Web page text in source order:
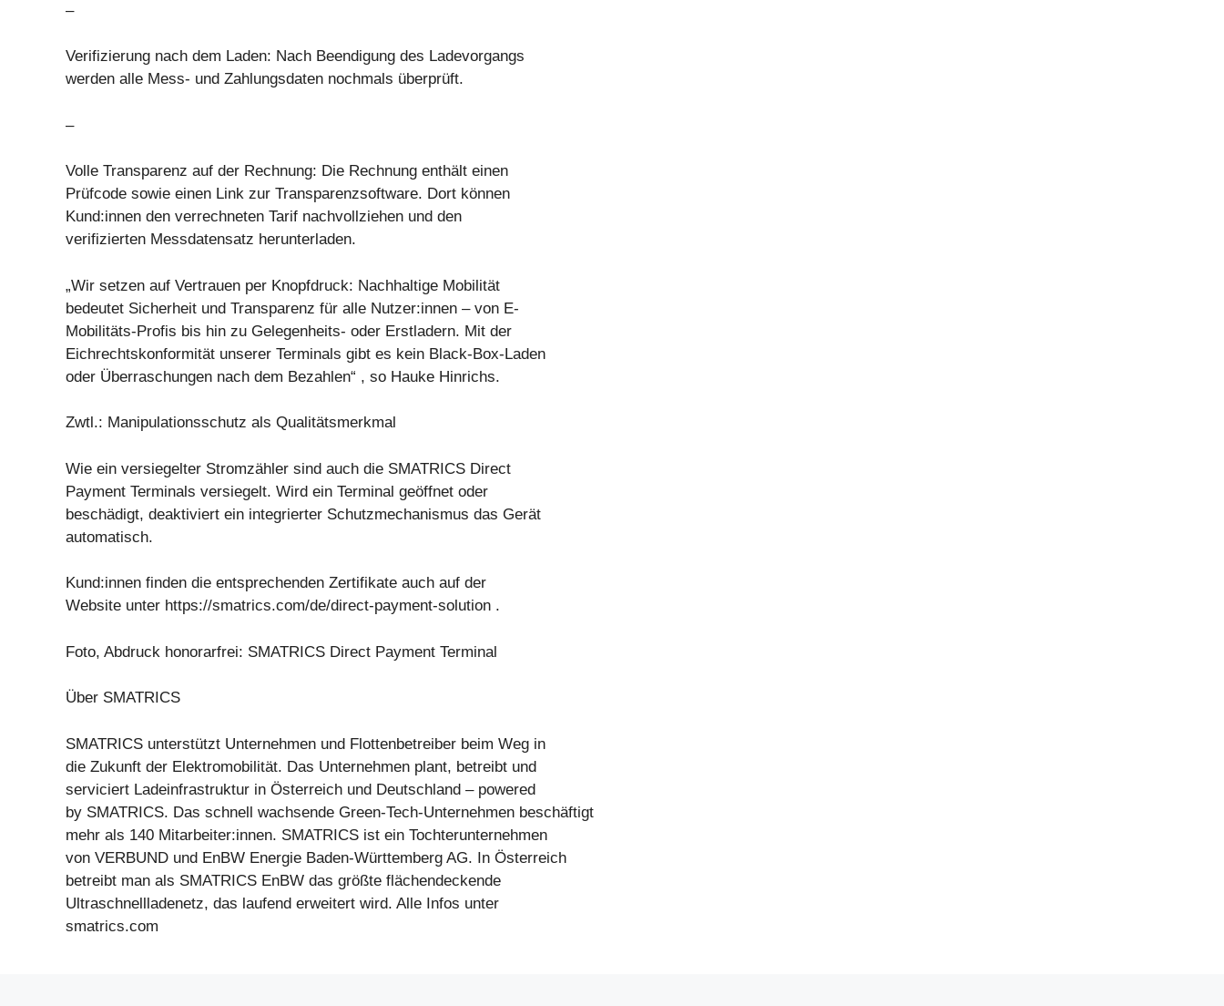
–
Verifizierung nach dem Laden: Nach Beendigung des Ladevorgangs
werden alle Mess- und Zahlungsdaten nochmals überprüft.
–
Volle Transparenz auf der Rechnung: Die Rechnung enthält einen
Prüfcode sowie einen Link zur Transparenzsoftware. Dort können
Kund:innen den verrechneten Tarif nachvollziehen und den
verifizierten Messdatensatz herunterladen.
„Wir setzen auf Vertrauen per Knopfdruck: Nachhaltige Mobilität
bedeutet Sicherheit und Transparenz für alle Nutzer:innen – von E-
Mobilitäts-Profis bis hin zu Gelegenheits- oder Erstladern. Mit der
Eichrechtskonformität unserer Terminals gibt es kein Black-Box-Laden
oder Überraschungen nach dem Bezahlen“ , so Hauke Hinrichs.
Zwtl.: Manipulationsschutz als Qualitätsmerkmal
Wie ein versiegelter Stromzähler sind auch die SMATRICS Direct
Payment Terminals versiegelt. Wird ein Terminal geöffnet oder
beschädigt, deaktiviert ein integrierter Schutzmechanismus das Gerät
automatisch.
Kund:innen finden die entsprechenden Zertifikate auch auf der
Website unter https://smatrics.com/de/direct-payment-solution .
Foto, Abdruck honorarfrei: SMATRICS Direct Payment Terminal
Über SMATRICS
SMATRICS unterstützt Unternehmen und Flottenbetreiber beim Weg in
die Zukunft der Elektromobilität. Das Unternehmen plant, betreibt und
serviciert Ladeinfrastruktur in Österreich und Deutschland – powered
by SMATRICS. Das schnell wachsende Green-Tech-Unternehmen beschäftigt
mehr als 140 Mitarbeiter:innen. SMATRICS ist ein Tochterunternehmen
von VERBUND und EnBW Energie Baden-Württemberg AG. In Österreich
betreibt man als SMATRICS EnBW das größte flächendeckende
Ultraschnellladenetz, das laufend erweitert wird. Alle Infos unter
smatrics.com